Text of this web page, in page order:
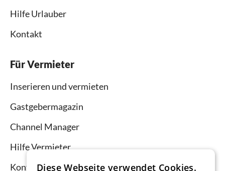
Hilfe Urlauber
Kontakt
Für Vermieter
Inserieren und vermieten
Gastgebermagazin
Channel Manager
Hilfe Vermieter
KontaktDiese Webseite verwendet Cookies.